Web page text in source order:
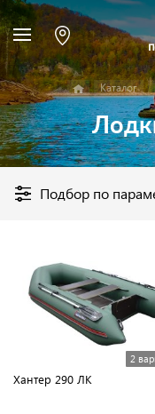
Каталог
Подбор по
2
Хантер 290 ЛК